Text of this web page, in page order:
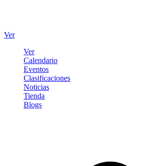
Ver
Ver
Calendario
Eventos
Clasificaciones
Noticias
Tienda
Blogs